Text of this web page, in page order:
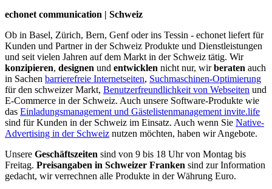
echonet communication | Schweiz
Ob in Basel, Zürich, Bern, Genf oder ins Tessin - echonet liefert für
Kunden und Partner in der Schweiz Produkte und Dienstleistungen
und seit vielen Jahren auf dem Markt in der Schweiz tätig. Wir
konzipieren, designen und entwicklen nicht nur, wirberaten auch
in Sachen barrierefreie Internetseiten, Suchmaschinen-Optimierung
für den schweizer Markt, Benutzerfreundlichkeit von Webseiten und
E-Commerce in der Schweiz. Auch unsere Software-Produkte wie
das Einladungsmanagement und Gästelistenmanagement invite.life
sind für Kunden in der Schweiz im Einsatz. Auch wenn Sie Native-
Advertising in der Schweiz nutzen möchten, haben wir Angebote.
Unsere Geschäftszeiten sind von 9 bis 18 Uhr von Montag bis
Freitag. Preisangaben in Schweizer Franken sind zur Information
gedacht, wir verrechnen alle Produkte in der Währung Euro.